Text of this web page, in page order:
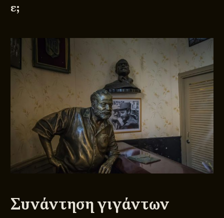
ε;
Συνάντηση γιγάντων